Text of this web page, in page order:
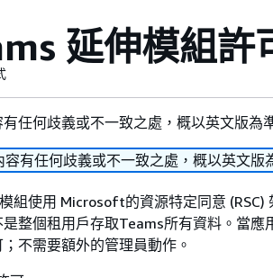
延伸模組許
任何歧義或不一致之處，概以英文版為
有任何歧義或不一致之處，概以英文版
組使用 Microsoft的資源特定同意 (RSC)
整個租用戶存取Teams所有資料。當應
不需要額外的管理員動作。